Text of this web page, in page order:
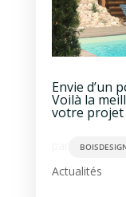
Envie d’un
Voilà la
votre projet
Actualités